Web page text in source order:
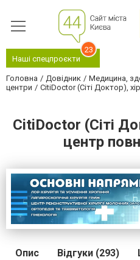
Наші спецпроєкти
23
Головна Довідник Медицина,
центри
CitiDoctor (Сіті Доктор),
CitiDoctor (Сіті
центр
Опис Відгуки (293)